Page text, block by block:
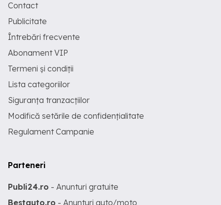
Contact
Publicitate
Întrebări frecvente
Abonament VIP
Termeni și condiții
Lista categoriilor
Siguranța tranzacțiilor
Modifică setările de confidențialitate
Regulament Campanie
Parteneri
Publi24.ro - Anunturi gratuite
Bestauto.ro - Anunturi auto/moto